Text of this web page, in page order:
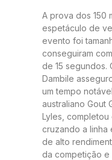
A prova dos 150
espetáculo de
evento foi
conseguiram
de 15 segundos.
Dambile
um tempo
australiano Gout
Lyles,
cruzando a linha
de alto
da competição